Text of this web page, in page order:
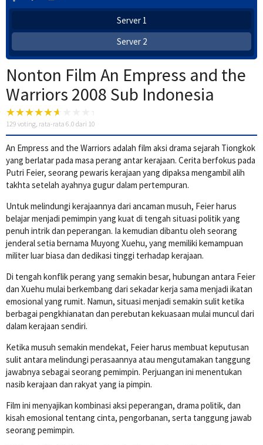
Server 1
Server 2
Nonton Film An Empress and the
Warriors 2008 Sub Indonesia
129 voting, rata-rata 6.0 dari 10
An Empress and the Warriors adalah film aksi drama sejarah Tiongkok
yang berlatar pada masa perang antar kerajaan. Cerita berfokus pada
Putri Feier, seorang pewaris kerajaan yang dipaksa mengambil alih
takhta setelah ayahnya gugur dalam pertempuran.
Untuk melindungi kerajaannya dari ancaman musuh, Feier harus
belajar menjadi pemimpin yang kuat di tengah situasi politik yang
penuh intrik dan peperangan. Ia kemudian dibantu oleh seorang
jenderal setia bernama Muyong Xuehu, yang memiliki kemampuan
militer luar biasa dan dedikasi tinggi terhadap kerajaan.
Di tengah konflik perang yang semakin besar, hubungan antara Feier
dan Xuehu mulai berkembang dari sekadar kerja sama menjadi ikatan
emosional yang rumit. Namun, situasi menjadi semakin sulit ketika
berbagai pengkhianatan dan perebutan kekuasaan mulai muncul dari
dalam kerajaan sendiri.
Ketika musuh semakin mendekat, Feier harus membuat keputusan
sulit antara melindungi perasaannya atau mengutamakan tanggung
jawabnya sebagai seorang pemimpin. Perjuangan ini menentukan
nasib kerajaan dan rakyat yang ia pimpin.
Film ini menyajikan kombinasi aksi peperangan, drama politik, dan
kisah emosional tentang cinta, pengorbanan, serta tanggung jawab
seorang pemimpin.